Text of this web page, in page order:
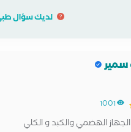
لديك سؤال
سمير
1001
الهضمي والكبد و الكلي